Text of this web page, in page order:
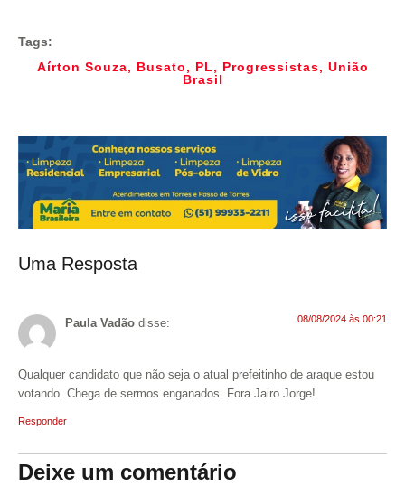
Tags:
Aírton Souza, Busato, PL, Progressistas, União
Brasil
Uma Resposta
Paula Vadão disse: 08/08/2024 às 00:21
Qualquer candidato que não seja o atual prefeitinho de araque estou
votando. Chega de sermos enganados. Fora Jairo Jorge!
Responder
Deixe um comentário